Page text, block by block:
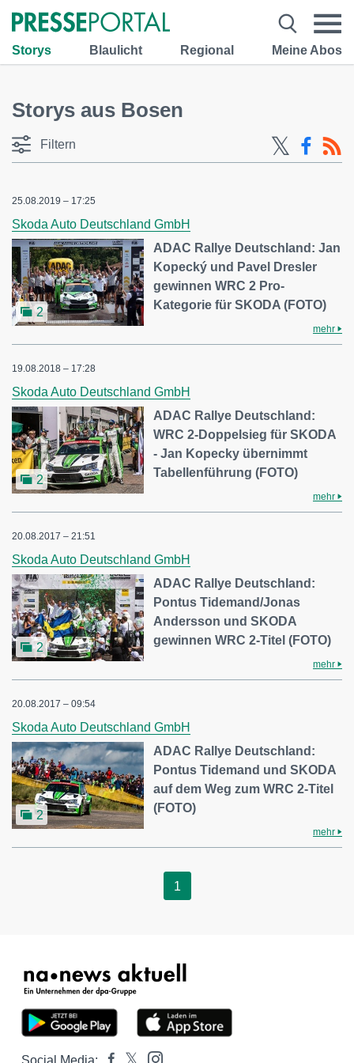
Storys Blaulicht Regional Meine Abos
Storys aus Bosen
Filtern
25.08.2019 – 17:25
Skoda Auto Deutschland GmbH
2
ADAC Rallye Deutschland: Jan
Kopecký und Pavel Dresler
gewinnen WRC 2 Pro-
Kategorie für SKODA (FOTO)
mehr
19.08.2018 – 17:28
Skoda Auto Deutschland GmbH
2
ADAC Rallye Deutschland:
WRC 2-Doppelsieg für SKODA
- Jan Kopecky übernimmt
Tabellenführung (FOTO)
mehr
20.08.2017 – 21:51
Skoda Auto Deutschland GmbH
2
ADAC Rallye Deutschland:
Pontus Tidemand/Jonas
Andersson und SKODA
gewinnen WRC 2-Titel (FOTO)
mehr
20.08.2017 – 09:54
Skoda Auto Deutschland GmbH
2
ADAC Rallye Deutschland:
Pontus Tidemand und SKODA
auf dem Weg zum WRC 2-Titel
(FOTO)
mehr
1
Social Media: